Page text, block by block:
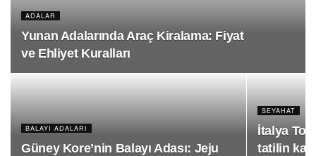
ADALAR
Yunan Adalarında Araç Kiralama: Fiyat
ve Ehliyet Kuralları
BALAYI ADALARI
Güney Kore’nin Balayı Adası: Jeju
SEYAHAT
İtalya
tatilin